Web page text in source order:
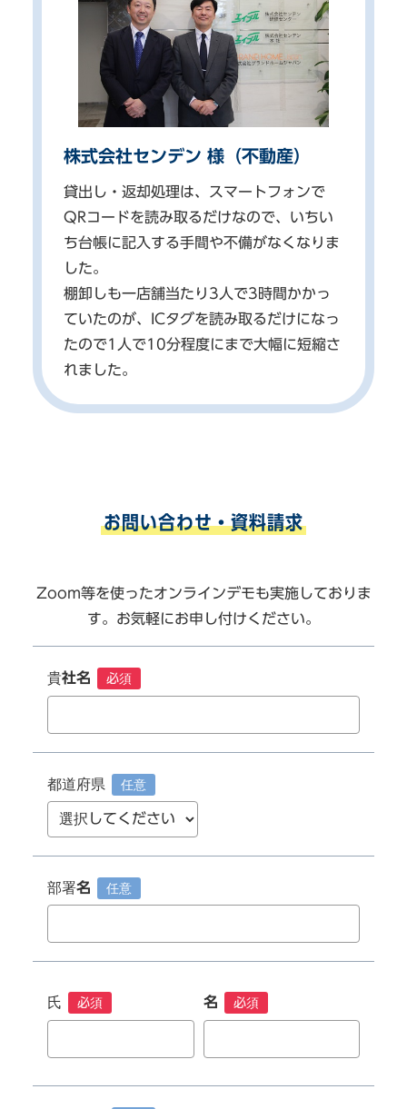
株式会社センデン 様（不動産）
貸出し・返却処理は、スマートフォンで
QRコードを読み取るだけなので、いちい
ち台帳に記入する手間や不備がなくなりま
した。
棚卸しも一店舗当たり3人で3時間かかっ
ていたのが、ICタグを読み取るだけになっ
たので1人で10分程度にまで大幅に短縮さ
れました。
お問い合わせ・資料請求
Zoom等を使ったオンラインデモも実施しておりま
す。お気軽にお申し付けください。
貴社名 必須
都道府県 任意
部署名 任意
氏 必須 名 必須